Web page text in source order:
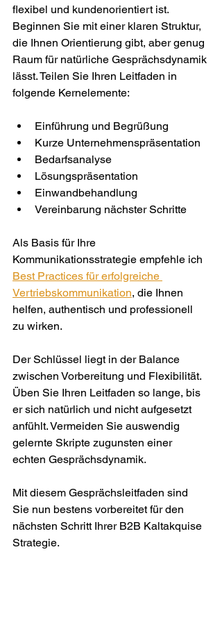
flexibel und kundenorientiert ist.
Beginnen Sie mit einer klaren Struktur,
die Ihnen Orientierung gibt, aber genug
Raum für natürliche Gesprächsdynamik
lässt. Teilen Sie Ihren Leitfaden in
folgende Kernelemente:
Einführung und Begrüßung
Kurze Unternehmenspräsentation
Bedarfsanalyse
Lösungspräsentation
Einwandbehandlung
Vereinbarung nächster Schritte
Als Basis für Ihre
Kommunikationsstrategie empfehle ich
Best Practices für erfolgreiche
Vertriebskommunikation, die Ihnen
helfen, authentisch und professionell
zu wirken.
Der Schlüssel liegt in der Balance
zwischen Vorbereitung und Flexibilität.
Üben Sie Ihren Leitfaden so lange, bis
er sich natürlich und nicht aufgesetzt
anfühlt. Vermeiden Sie auswendig
gelernte Skripte zugunsten einer
echten Gesprächsdynamik.
Mit diesem Gesprächsleitfaden sind
Sie nun bestens vorbereitet für den
nächsten Schritt Ihrer B2B Kaltakquise
Strategie.